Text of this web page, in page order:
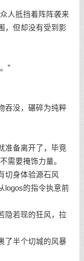
人抵挡着阵阵袭来
，但却没有受到影
”
吞没，碾碎为纯粹
准备离开了，毕竟
需要掩饰力量。
切身体验源石风
logos的指令执意前
隐若现的狂风，拉
了半个切城的风暴